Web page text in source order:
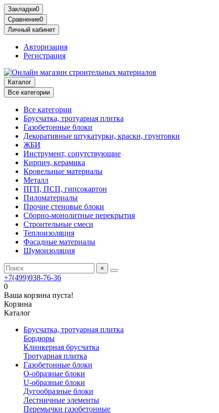
Закладки0
Сравнение0
Личный кабинет
Авторизация
Регистрация
Каталог
Все категории
Все категории
Брусчатка, тротуарная плитка
Газобетонные блоки
Декоративные штукатурки, краски, грунтовки
ЖБИ
Инструмент, сопутствующие
Кирпич, керамика
Кровельные материалы
Металл
ПГП, ПСП, гипсокартон
Пиломатериалы
Прочие стеновые блоки
Сборно-монолитные перекрытия
Строительные смеси
Теплоизоляция
Фасадные материалы
Шумоизоляция
×
+7(499)938-76-36
0
Ваша корзина пуста!
Корзина
Каталог
Брусчатка, тротуарная плитка
Бордюры
Клинкерная брусчатка
Тротуарная плитка
Газобетонные блоки
O-образные блоки
U-образные блоки
Дугообразные блоки
Лестничные элементы
Перемычки газобетонные